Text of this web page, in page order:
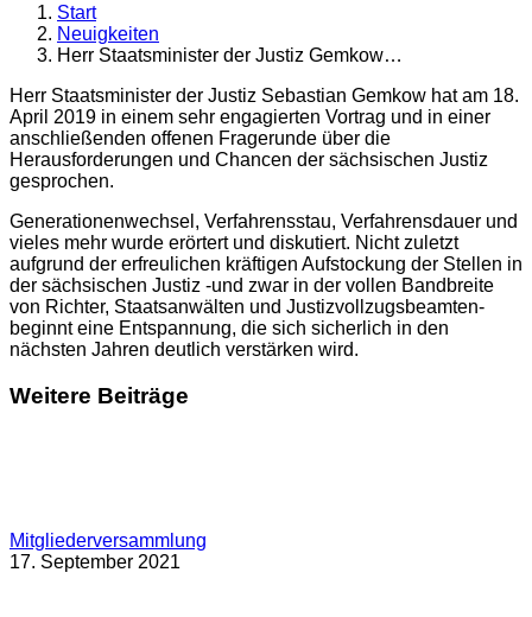
Start
Neuigkeiten
Herr Staatsminister der Justiz Gemkow…
Herr Staatsminister der Justiz Sebastian Gemkow hat am 18.
April 2019 in einem sehr engagierten Vortrag und in einer
anschließenden offenen Fragerunde über die
Herausforderungen und Chancen der sächsischen Justiz
gesprochen.
Generationenwechsel, Verfahrensstau, Verfahrensdauer und
vieles mehr wurde erörtert und diskutiert. Nicht zuletzt
aufgrund der erfreulichen kräftigen Aufstockung der Stellen in
der sächsischen Justiz -und zwar in der vollen Bandbreite
von Richter, Staatsanwälten und Justizvollzugsbeamten-
beginnt eine Entspannung, die sich sicherlich in den
nächsten Jahren deutlich verstärken wird.
Weitere Beiträge
Mitgliederversammlung
17. September 2021